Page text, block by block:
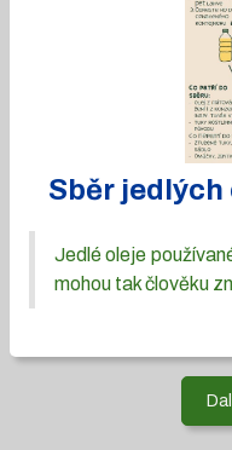
Sběr jedlých
Jedlé oleje
mohou tak člověku